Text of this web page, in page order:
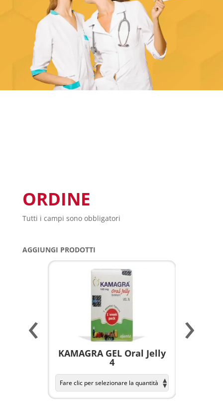
ORDINE
Tutti i campi sono obbligatori
AGGIUNGI PRODOTTI
KAMAGRA GEL Oral Jelly
4
‹ ›